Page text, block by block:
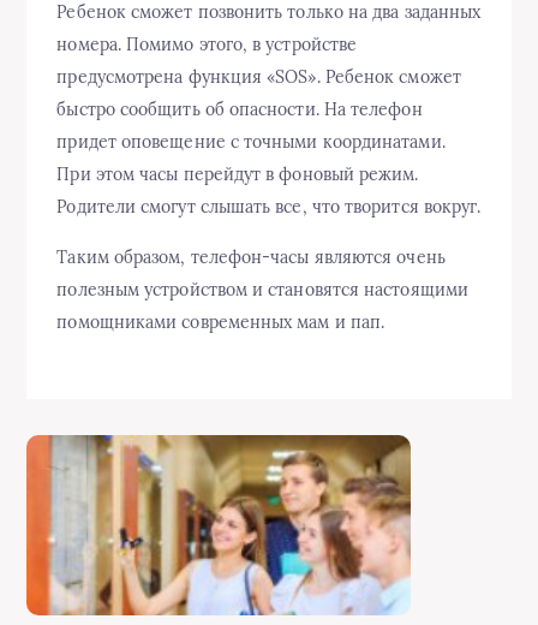
Ребенок сможет позвонить только на два заданных
номера. Помимо этого, в устройстве
предусмотрена функция «SOS». Ребенок сможет
быстро сообщить об опасности. На телефон
придет оповещение с точными координатами.
При этом часы перейдут в фоновый режим.
Родители смогут слышать все, что творится вокруг.
Таким образом, телефон-часы являются очень
полезным устройством и становятся настоящими
помощниками современных мам и пап.